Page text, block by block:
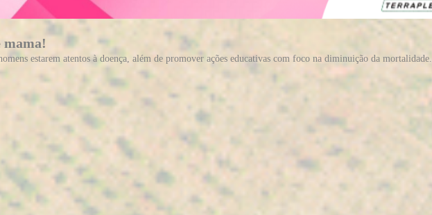
mama!
estarem atentos à doença, além de promover ações educativas com foco na diminuição da mortalidade.